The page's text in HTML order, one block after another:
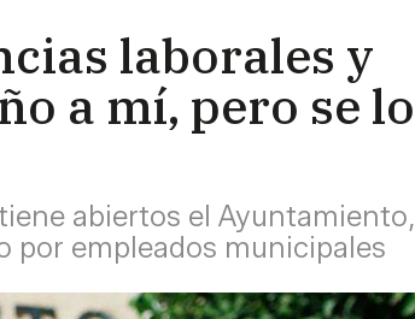
laborales y
a mí, pero se lo
abiertos el Ayuntamiento,
por empleados municipales